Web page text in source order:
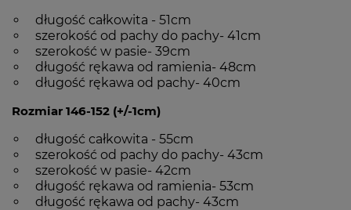
długość całkowita - 51cm
szerokość od pachy do pachy- 41cm
szerokość w pasie- 39cm
długość rękawa od ramienia- 48cm
długość rękawa od pachy- 40cm
Rozmiar 146-152 (+/-1cm)
długość całkowita - 55cm
szerokość od pachy do pachy- 43cm
szerokość w pasie- 42cm
długość rękawa od ramienia- 53cm
długość rękawa od pachy- 43cm